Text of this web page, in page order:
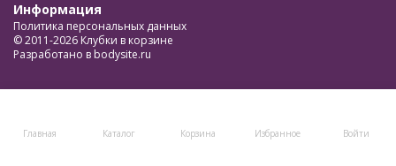
Главная Каталог Корзина Избранное Войти
Информация
Политика персональных данных
© 2011-2026 Клубки в корзине
Разработано в bodysite.ru